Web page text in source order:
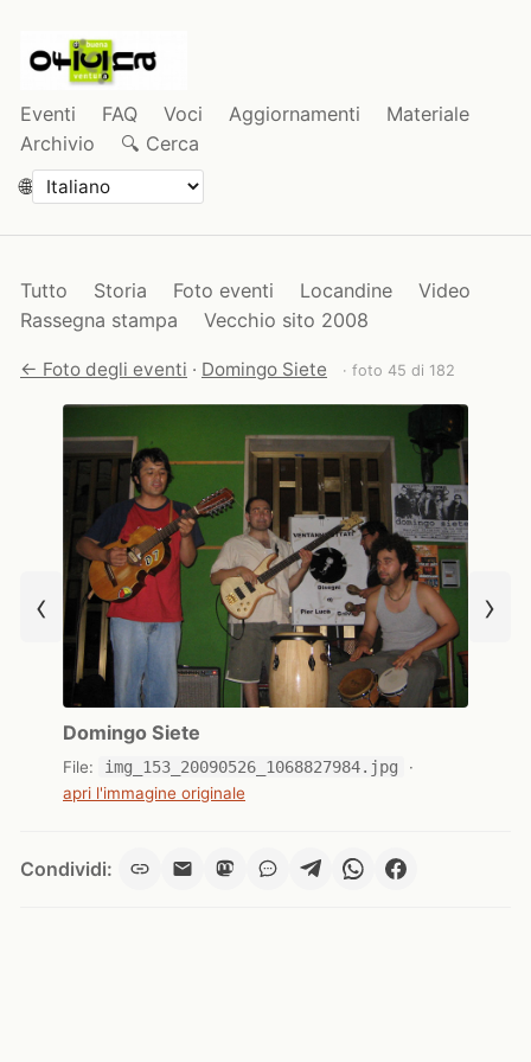
Eventi FAQ Voci Aggiornamenti
Materiale
Archivio
🔍 Cerca
🌐
Tutto Storia Foto eventi Locandine
Video
Rassegna stampa
Vecchio sito 2008
← Foto degli eventi · Domingo Siete · foto 45 di 182
‹
Domingo Siete
File: img_153_20090526_1068827984.jpg
·
apri l'immagine originale
›
Condividi: